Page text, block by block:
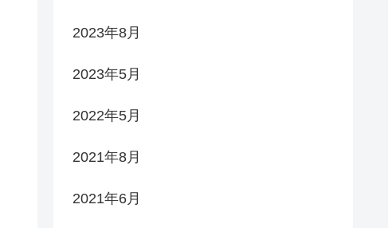
2023年8月
2023年5月
2022年5月
2021年8月
2021年6月